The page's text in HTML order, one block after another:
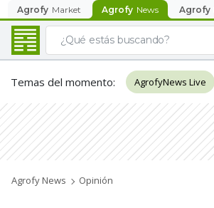
Agrofy Market Agrofy News Agrofy
Temas del momento: AgrofyNews Live
Agrofy News Opinión